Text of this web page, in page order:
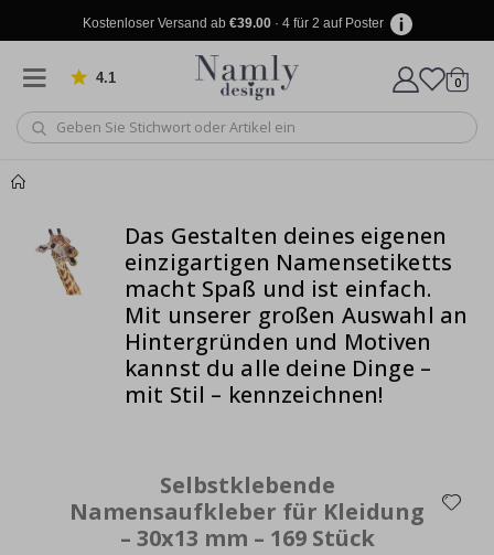
Kostenloser Versand ab €39.00· 4 für 2 auf Poster
4.1 von 1032 Bewertungen
Wagen
0
Produkt zum
Warenkorb
hinzugefügt ✔️
Kostenloser Versand
Wagen Kasse
Das Gestalten deines eigenen
einzigartigen Namensetiketts
macht Spaß und ist einfach.
Mit unserer großen Auswahl an
Hintergründen und Motiven
kannst du alle deine Dinge –
mit Stil – kennzeichnen!
Selbstklebende
Namensaufkleber für Kleidung
– 30x13 mm – 169 Stück